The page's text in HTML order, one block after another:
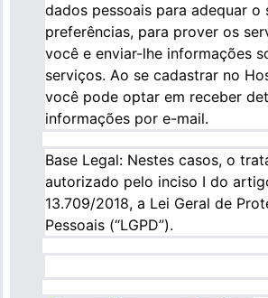
dados pessoais para adequar o
preferências, para prover os
você e enviar-lhe informações
serviços. Ao se cadastrar no
você pode optar em receber
informações por e-mail.
Base Legal: Nestes casos, o
autorizado pelo inciso I do
13.709/2018, a Lei Geral de
Pessoais (“LGPD”).